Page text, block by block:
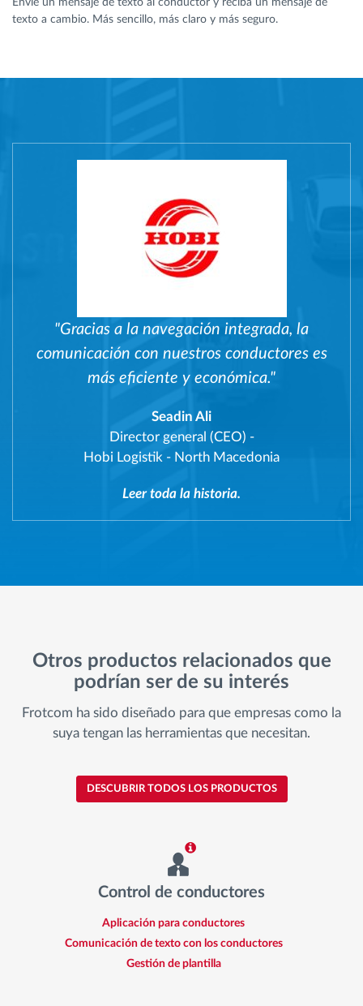
texto a cambio. Más sencillo, más claro y más seguro.
"Gracias a la navegación integrada, la
comunicación con nuestros conductores es
más eficiente y económica."
Seadin Ali
Director general (CEO) -
Hobi Logistik - North Macedonia
Leer toda la historia.
Otros productos relacionados que
podrían ser de su interés
Frotcom ha sido diseñado para que empresas como la
suya tengan las herramientas que necesitan.
DESCUBRIR TODOS LOS PRODUCTOS
Control de conductores
Aplicación para conductores
Comunicación de texto con los conductores
Gestión de plantilla